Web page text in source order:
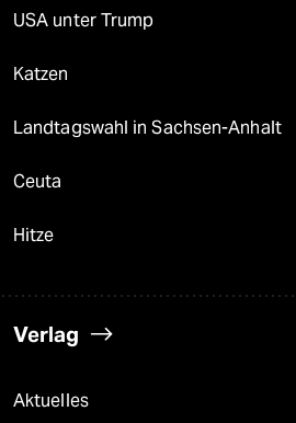
USA unter Trump
Katzen
Landtagswahl in Sachsen-Anhalt
Ceuta
Hitze
Verlag
Aktuelles